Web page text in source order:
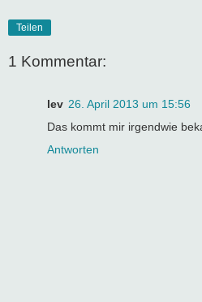
Teilen
1 Kommentar:
lev 26. April 2013 um 15:56
Das kommt mir irgendwie
Antworten